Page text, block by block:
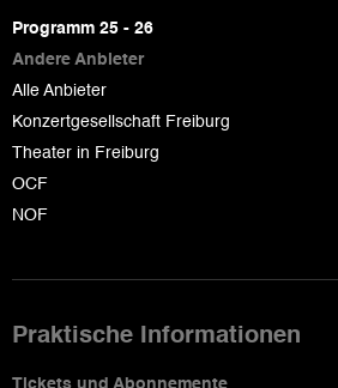
page
Programm 25 - 26
Andere Anbieter
Alle Anbieter
Konzertgesellschaft Freiburg
Theater in Freiburg
OCF
NOF
Praktische Informationen
Tickets und Abonnemente